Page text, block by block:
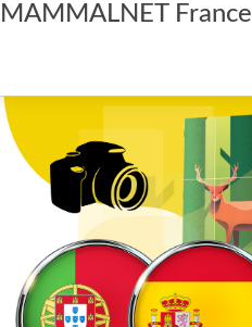
MAMMALNET France